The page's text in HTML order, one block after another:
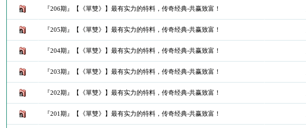
『206期』【《單雙》】最有实力的特料，传奇经典-共赢致富！
『205期』【《單雙》】最有实力的特料，传奇经典-共赢致富！
『204期』【《單雙》】最有实力的特料，传奇经典-共赢致富！
『203期』【《單雙》】最有实力的特料，传奇经典-共赢致富！
『202期』【《單雙》】最有实力的特料，传奇经典-共赢致富！
『201期』【《單雙》】最有实力的特料，传奇经典-共赢致富！